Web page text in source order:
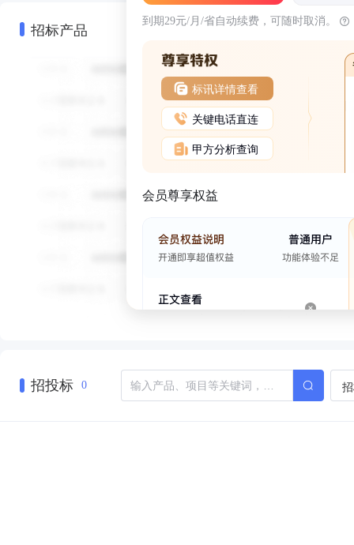
招标产品 到期29元/月/省自动续费，可随时取消。
标讯详情查看
关键电话直连
甲方分析查询
会员尊享权益
招投标 0